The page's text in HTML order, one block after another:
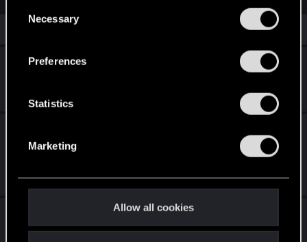
and tweak your preferences regarding them in the
Necessary
Preferences
Statistics
Marketing
Allow all cookies
Similar threads
「主役はキミだ！」A Crew to Remember
2』公式ティーザー2公開
0 463
Project R.O.A.C.H. 登場